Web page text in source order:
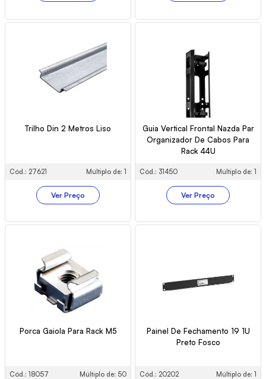
Trilho Din 2 Metros Liso
Cód.: 27621 Múltiplo de: 1
Ver Preço
Guia Vertical Frontal Nazda Par
Organizador De Cabos Para
Rack 44U
Cód.: 31450 Múltiplo de: 1
Ver Preço
Porca Gaiola Para Rack M5
Cód.: 18057 Múltiplo de: 50
Painel De Fechamento 19 1U
Preto Fosco
Cód.: 20202 Múltiplo de: 1